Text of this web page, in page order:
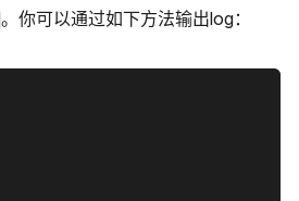
。你可以通过如下方法输出log：